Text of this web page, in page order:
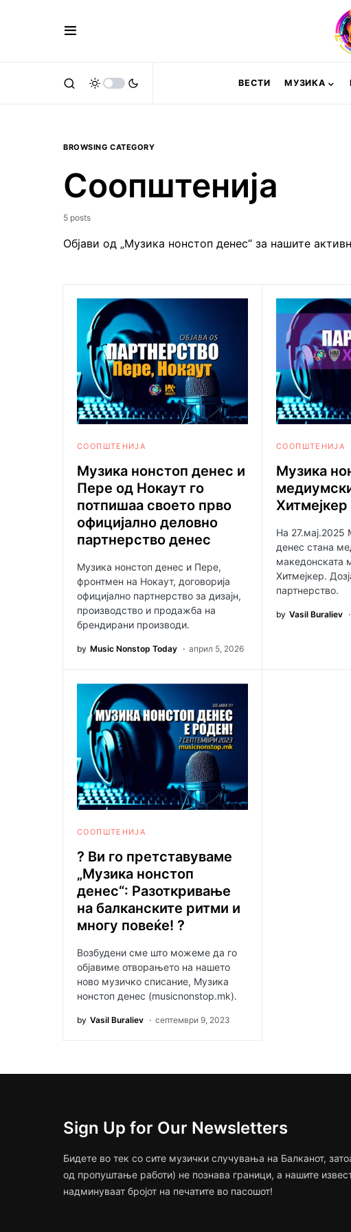
ВЕСТИ МУЗИКА
BROWSING CATEGORY
Соопштенија
5 posts
Објави од „Музика нонстоп денес“ за нашите
СООПШТЕНИЈА
Музика нонстоп денес и
Пере од Нокаут го
потпишаа своето прво
официјално деловно
партнерство денес
Музика нонстоп денес и Пере,
фронтмен на Нокаут, договорија
официјално партнерство за дизајн,
производство и продажба на
брендирани производи.
by Music Nonstop Today април 5, 2026
СООПШТЕНИЈА
Музика
Хитмејкер
На 27.мај.2025
денес стана
македонската
Хитмејкер.
партнерство.
by Vasil Buraliev
СООПШТЕНИЈА
? Ви го претставуваме
„Музика нонстоп
денес“: Разоткривање
на балканските ритми и
многу повеќе! ?
Возбудени сме што можеме да го
објавиме отворањето на нашето
ново музичко списание, Музика
нонстоп денес (musicnonstop.mk).
by Vasil Buraliev септември 9, 2023
Sign Up for Our Newsletters
Бидете во тек со сите музички случувања на Балканот,
од пропуштање работи) не познава граници, а нашите
надминуваат бројот на печатите во пасошот!